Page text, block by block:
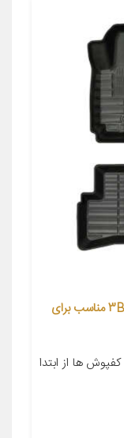
کفپوش سه بعدی خودرو بابل کارپت کد 3BD مناسب برای
ها از ابتدا